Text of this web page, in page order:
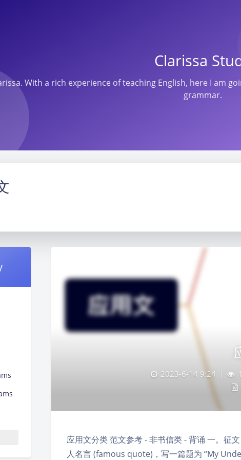
Clarissa
With a rich experience of teaching English, here I am
grammar.
2023-6-14 9:24
应用文分类 范文参考 - 非书信类 - 背诵 一。征
人名言 (famous quote)，写一篇题为 “My